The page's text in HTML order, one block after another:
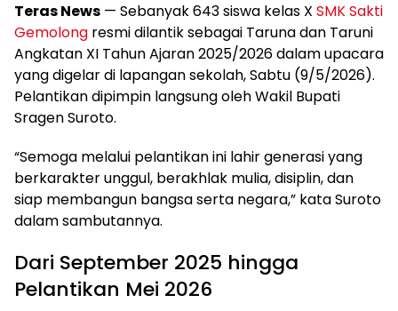
Teras News — Sebanyak 643 siswa kelas X SMK Sakti
Gemolong resmi dilantik sebagai Taruna dan Taruni
Angkatan XI Tahun Ajaran 2025/2026 dalam upacara
yang digelar di lapangan sekolah, Sabtu (9/5/2026).
Pelantikan dipimpin langsung oleh Wakil Bupati
Sragen Suroto.
“Semoga melalui pelantikan ini lahir generasi yang
berkarakter unggul, berakhlak mulia, disiplin, dan
siap membangun bangsa serta negara,” kata Suroto
dalam sambutannya.
Dari September 2025 hingga
Pelantikan Mei 2026